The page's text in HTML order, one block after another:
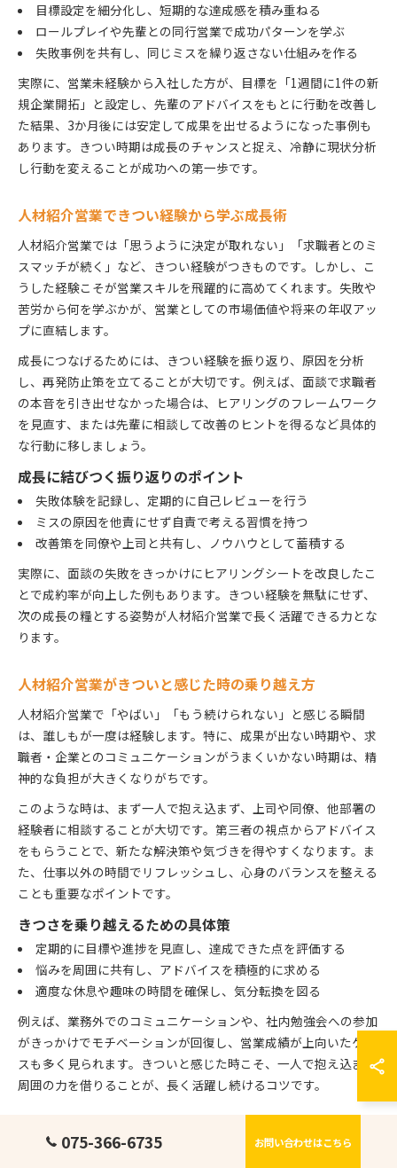
目標設定を細分化し、短期的な達成感を積み重ねる
ロールプレイや先輩との同行営業で成功パターンを学ぶ
失敗事例を共有し、同じミスを繰り返さない仕組みを作る
実際に、営業未経験から入社した方が、目標を「1週間に1件の新
規企業開拓」と設定し、先輩のアドバイスをもとに行動を改善し
た結果、3か月後には安定して成果を出せるようになった事例も
あります。きつい時期は成長のチャンスと捉え、冷静に現状分析
し行動を変えることが成功への第一歩です。
人材紹介営業できつい経験から学ぶ成長術
人材紹介営業では「思うように決定が取れない」「求職者とのミ
スマッチが続く」など、きつい経験がつきものです。しかし、こ
うした経験こそが営業スキルを飛躍的に高めてくれます。失敗や
苦労から何を学ぶかが、営業としての市場価値や将来の年収アッ
プに直結します。
成長につなげるためには、きつい経験を振り返り、原因を分析
し、再発防止策を立てることが大切です。例えば、面談で求職者
の本音を引き出せなかった場合は、ヒアリングのフレームワーク
を見直す、または先輩に相談して改善のヒントを得るなど具体的
な行動に移しましょう。
成長に結びつく振り返りのポイント
失敗体験を記録し、定期的に自己レビューを行う
ミスの原因を他責にせず自責で考える習慣を持つ
改善策を同僚や上司と共有し、ノウハウとして蓄積する
実際に、面談の失敗をきっかけにヒアリングシートを改良したこ
とで成約率が向上した例もあります。きつい経験を無駄にせず、
次の成長の糧とする姿勢が人材紹介営業で長く活躍できる力とな
ります。
人材紹介営業がきついと感じた時の乗り越え方
人材紹介営業で「やばい」「もう続けられない」と感じる瞬間
は、誰しもが一度は経験します。特に、成果が出ない時期や、求
職者・企業とのコミュニケーションがうまくいかない時期は、精
神的な負担が大きくなりがちです。
このような時は、まず一人で抱え込まず、上司や同僚、他部署の
経験者に相談することが大切です。第三者の視点からアドバイス
をもらうことで、新たな解決策や気づきを得やすくなります。ま
た、仕事以外の時間でリフレッシュし、心身のバランスを整える
ことも重要なポイントです。
きつさを乗り越えるための具体策
定期的に目標や進捗を見直し、達成できた点を評価する
悩みを周囲に共有し、アドバイスを積極的に求める
適度な休息や趣味の時間を確保し、気分転換を図る
例えば、業務外でのコミュニケーションや、社内勉強会への参加
がきっかけでモチベーションが回復し、営業成績が上向いたケー
スも多く見られます。きついと感じた時こそ、一人で抱え込まず
周囲の力を借りることが、長く活躍し続けるコツです。
人材紹介営業で成功体験を積むための工夫
075-366-6735 お問い合わせはこちら